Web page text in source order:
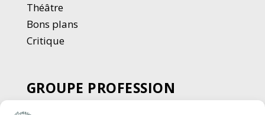
Théâtre
Bons plans
Critique
GROUPE PROFESSION
SPECTACLE